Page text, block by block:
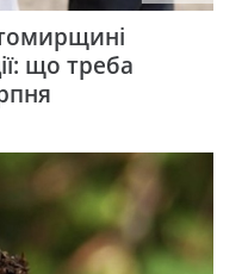
що треба